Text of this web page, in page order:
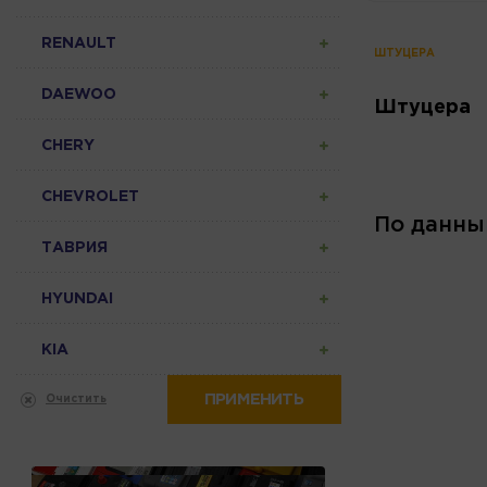
RENAULT
DAEWOO
CHERY
CHEVROLET
ТАВРИЯ
HYUNDAI
KIA
Очистить ПРИМЕНИТЬ
ШТУЦЕРА
Штуцера
По